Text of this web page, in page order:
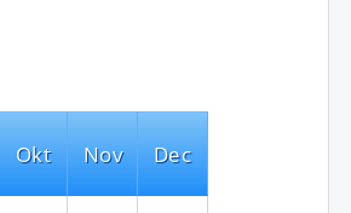
Okt Nov Dec